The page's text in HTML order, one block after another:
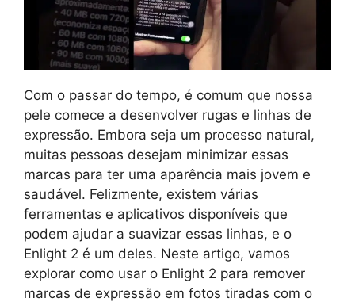
Com o passar do tempo, é comum que nossa
pele comece a desenvolver rugas e linhas de
expressão. Embora seja um processo natural,
muitas pessoas desejam minimizar essas
marcas para ter uma aparência mais jovem e
saudável. Felizmente, existem várias
ferramentas e aplicativos disponíveis que
podem ajudar a suavizar essas linhas, e o
Enlight 2 é um deles. Neste artigo, vamos
explorar como usar o Enlight 2 para remover
marcas de expressão em fotos tiradas com o